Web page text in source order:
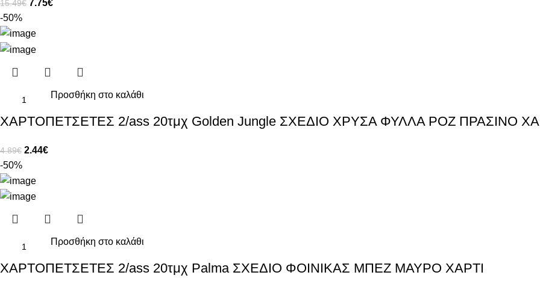
15.49€ 7.75€
-50%
Προσθήκη στο καλάθι
ΧΑΡΤΟΠΕΤΣΕΤΕΣ 2/ass 20τμχ Golden Jungle ΣΧΕΔΙΟ ΧΡΥΣΑ ΦΥΛΛΑ ΡΟΖ ΠΡΑΣΙΝΟ
4.89€ 2.44€
-50%
Προσθήκη στο καλάθι
ΧΑΡΤΟΠΕΤΣΕΤΕΣ 2/ass 20τμχ Palma ΣΧΕΔΙΟ ΦΟΙΝΙΚΑΣ ΜΠΕΖ ΜΑΥΡΟ ΧΑΡΤΙ